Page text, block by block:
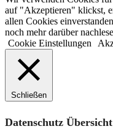
auf "Akzeptieren" klickst,
allen Cookies
noch mehr darüber
Cookie Einstellungen
Schließen
Datenschutz Übersicht